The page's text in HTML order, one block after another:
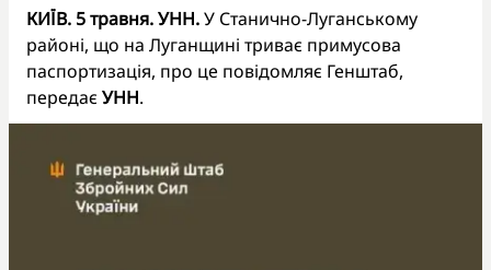
КИЇВ. 5 травня. УНН.У Станично-Луганському
районі, що на Луганщині триває примусова
паспортизація, про це повідомляє Генштаб,
передає УНН.